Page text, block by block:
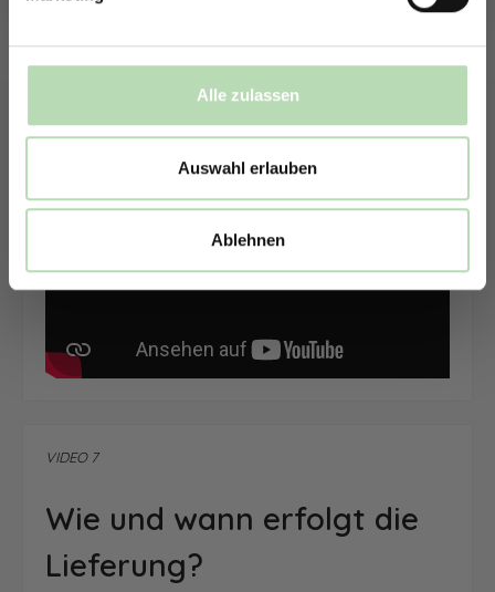
Alle zulassen
Auswahl erlauben
Ablehnen
mit Silikon verdichten.
VIDEO 7
Wie und wann erfolgt die
Lieferung?